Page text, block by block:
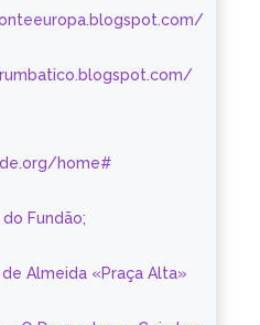
home#
Fundão;
Almeida «Praça Alta»